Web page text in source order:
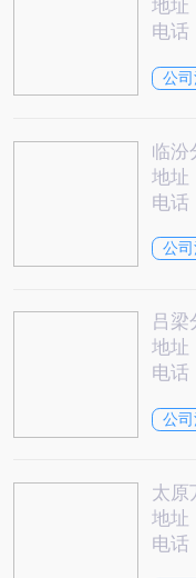
电话
公
临汾
电话
公
吕梁
电话
公
太原
电话